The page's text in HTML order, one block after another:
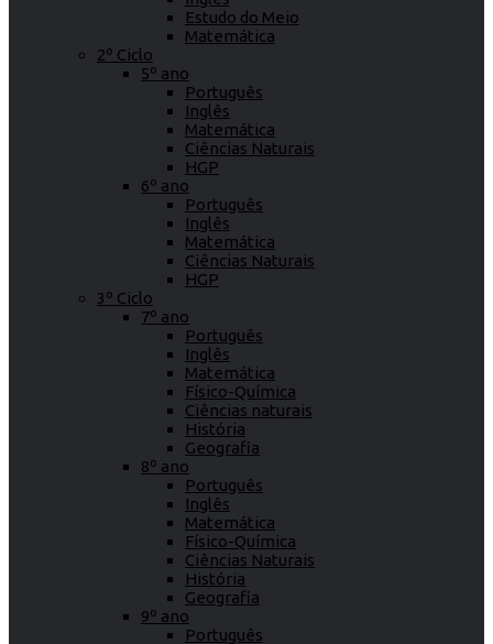
Estudo do Meio
Matemática
2º Ciclo
5º ano
Português
Inglês
Matemática
Ciências Naturais
HGP
6º ano
Português
Inglês
Matemática
Ciências Naturais
HGP
3º Ciclo
7º ano
Português
Inglês
Matemática
Físico-Química
Ciências naturais
História
Geografia
8º ano
Português
Inglês
Matemática
Físico-Química
Ciências Naturais
História
Geografia
9º ano
Português